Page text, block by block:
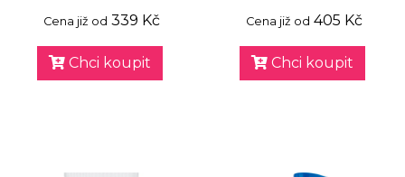
Cena již od 339 Kč
Chci koupit
Cena již od 405 Kč
Chci koupit